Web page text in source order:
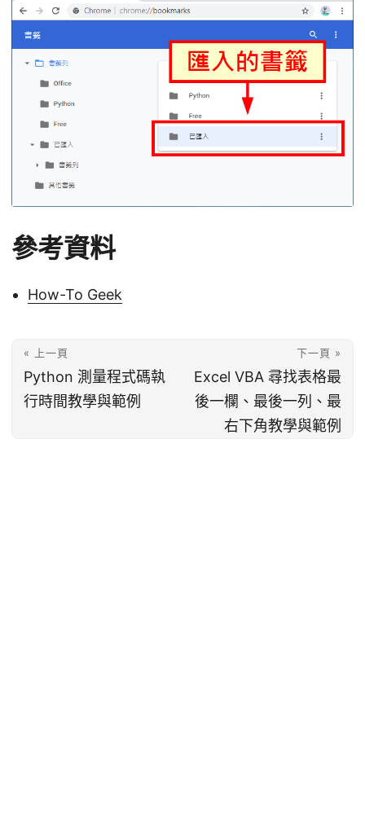
參考資料
How-To Geek
« 上一頁
Python 測量程式碼執
行時間教學與範例
下一頁 »
Excel VBA 尋找表格最
後一欄、最後一列、最
右下角教學與範例